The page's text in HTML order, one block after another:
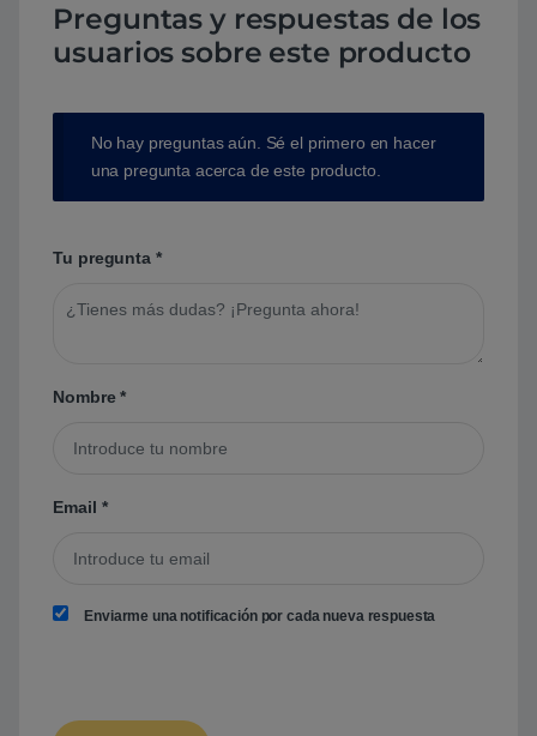
Preguntas y respuestas de los
usuarios sobre este producto
No hay preguntas aún. Sé el primero en hacer
una pregunta acerca de este producto.
Tu pregunta *
Nombre*
Email *
Enviarme una notificación por cada nueva respuesta